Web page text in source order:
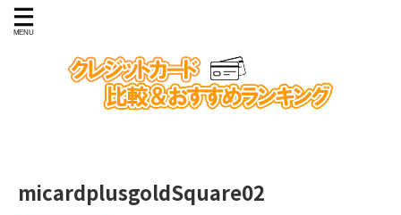
micardplusgoldSquare02